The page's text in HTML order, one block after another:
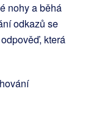
nohy a běhá
odkazů se
která